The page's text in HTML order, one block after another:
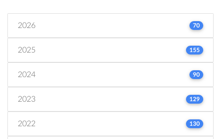
2026 70
2025 155
2024 90
2023 129
2022 130